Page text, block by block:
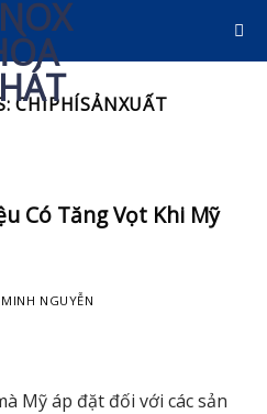
CHIPHÍSẢNXUẤT
Có Tăng Vọt Khi Mỹ
MINH NGUYỄN
Mỹ áp đặt đối với các sản